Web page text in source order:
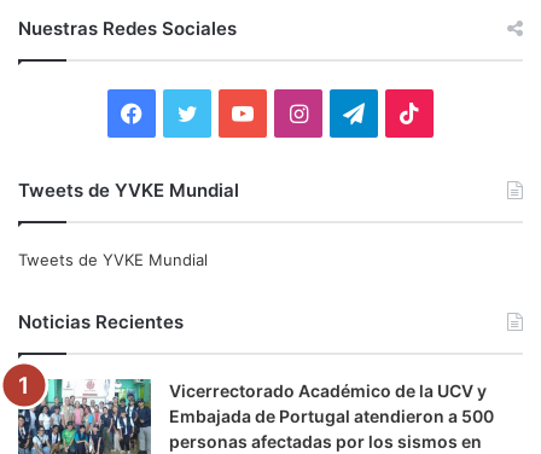
Nuestras Redes Sociales
Facebook
Twitter YouTubeInstagramTelegram
Tweets de YVKE Mundial
Tweets de YVKE Mundial
Noticias Recientes
Vicerrectorado Académico de la UCV y
Embajada de Portugal atendieron a 500
personas afectadas por los sismos en